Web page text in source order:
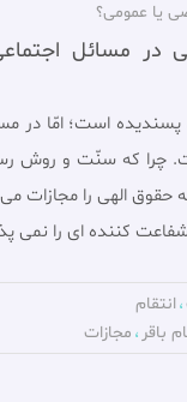
یا عمومی؟
در مسائل
است؛ امّا در
چرا كه سنّت و روش
حقوق الهى را مجازات
كننده اى را نمى
انتقام
باقر مجازات